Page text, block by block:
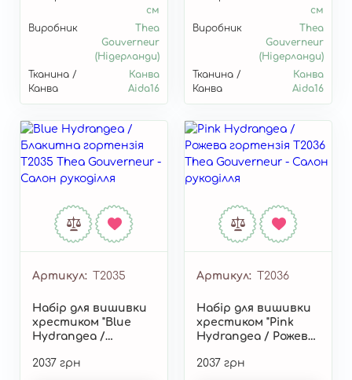
см
Виробник
Thea
Gouverneur
(Нідерланди)
Тканина /
Канва
Канва
Aida16
см
Виробник
Thea
Gouverneur
(Нідерланди)
Тканина /
Канва
Канва
Aida16
Артикул T2035
Набір для вишивки
хрестиком "Blue
Hydrangea /
гортензія" T2035
2037 грн
Артикул T2036
Набір для вишивки
хрестиком "Pink
Hydrangea / Рожева
2037 грн